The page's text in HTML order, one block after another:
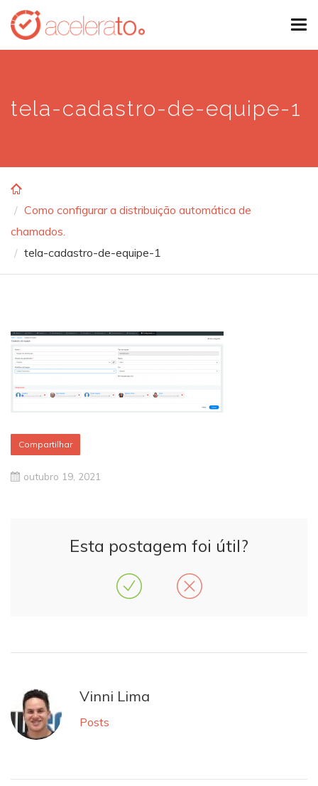
Skip
main
tela-cadastro-de-equipe-1
Como configurar a distribuição automática de
chamados.
tela-cadastro-de-equipe-1
Compartilhar
outubro 19, 2021
Esta postagem foi útil?
Vinni Lima
Posts